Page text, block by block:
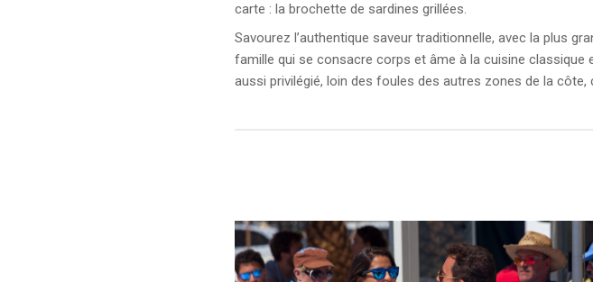
carte : la brochette de sardines grillées.
Savourez l’authentique saveur traditionnelle, avec la plus
famille qui se consacre corps et âme à la cuisine classique
aussi privilégié, loin des foules des autres zones de la côte,